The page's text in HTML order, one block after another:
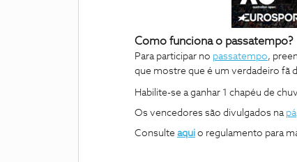
Como funciona o passatempo?
Para participar no passatempo,
que mostre que é um verdadeiro fã
Habilite-se a ganhar 1 chapéu de
Os vencedores são divulgados na
Consulte aqui o regulamento para